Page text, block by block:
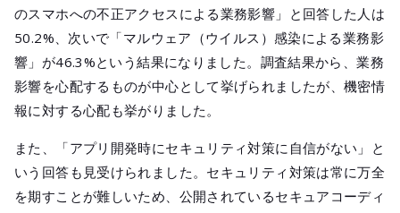
のスマホへの不正アクセスによる業務影響」と回答した人は
50.2%、次いで「マルウェア（ウイルス）感染による業務影
響」が46.3%という結果になりました。調査結果から、業務
影響を心配するものが中心として挙げられましたが、機密情
報に対する心配も挙がりました。
また、「アプリ開発時にセキュリティ対策に自信がない」と
いう回答も見受けられました。セキュリティ対策は常に万全
を期すことが難しいため、公開されているセキュアコーディ